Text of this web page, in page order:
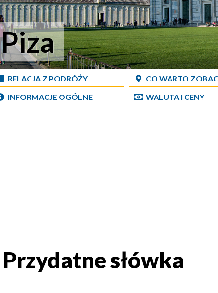
Piza
RELACJA Z PODRÓŻY CO WARTO
INFORMACJE OGÓLNE
WALUTA I CENY
Przydatne słówka